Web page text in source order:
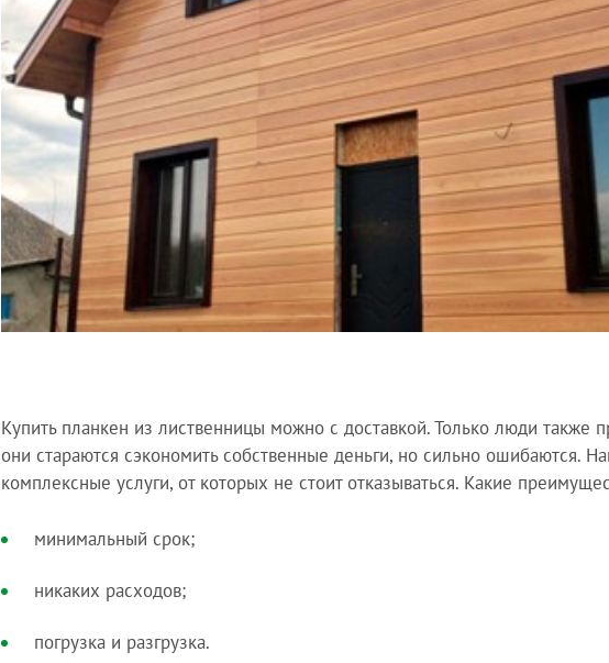
Купить планкен из лиственницы можно с доставкой. Только люди также
они стараются сэкономить собственные деньги, но сильно ошибаются.
комплексные услуги, от которых не стоит отказываться. Какие
минимальный срок;
никаких расходов;
погрузка и разгрузка.